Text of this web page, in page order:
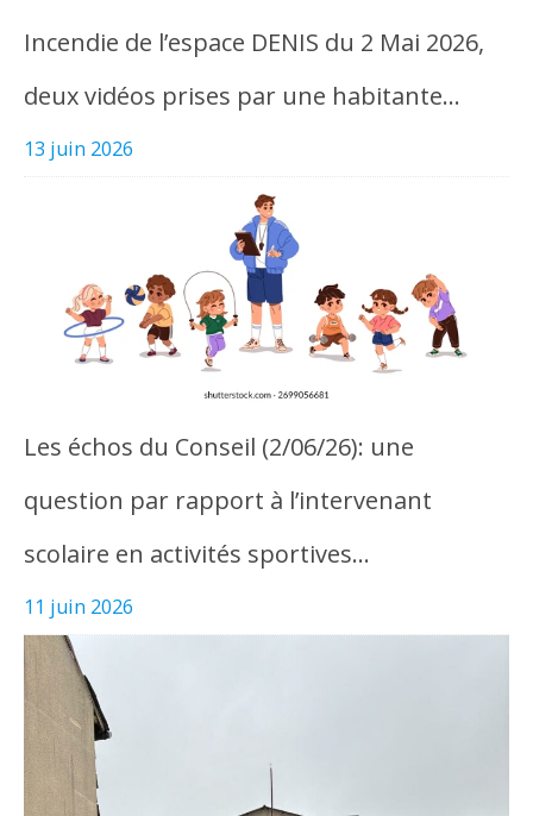
Incendie de l’espace DENIS du 2 Mai 2026,
deux vidéos prises par une habitante…
13 juin 2026
Les échos du Conseil (2/06/26): une
question par rapport à l’intervenant
scolaire en activités sportives…
11 juin 2026